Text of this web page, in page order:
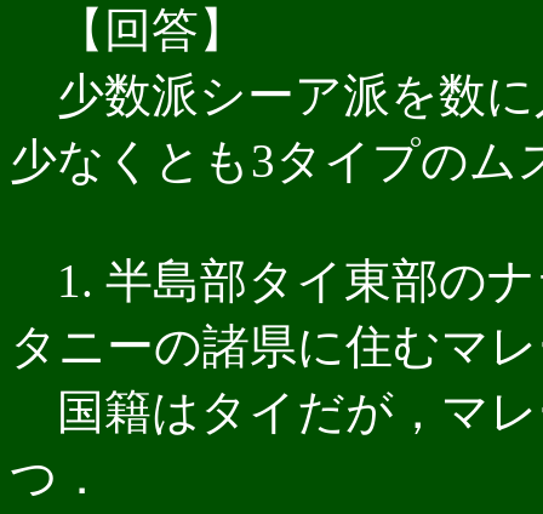
【回答】
少数派シーア派を数
少なくとも3タイプのム
1. 半島部タイ東部の
タニーの諸県に住むマ
国籍はタイだが，マ
つ．